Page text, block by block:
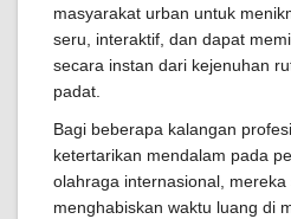
masyarakat urban untuk
seru, interaktif, dan dapat
secara instan dari kejenuhan
padat.
Bagi beberapa kalangan
ketertarikan mendalam pada
olahraga internasional, mereka
menghabiskan waktu luang di